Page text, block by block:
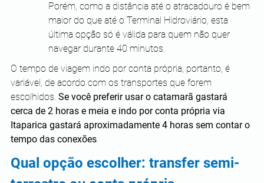
Porém, como a distância até o atracadouro é bem
maior do que até o Terminal Hidroviário, esta
última opção só é válida para quem não quer
navegar durante 40 minutos.
O tempo de viagem indo por conta própria, portanto, é
variável, de acordo com os transportes que forem
escolhidos. Se você preferir usar o catamarã gastará
cerca de 2 horas e meia e indo por conta própria via
Itaparica gastará aproximadamente 4 horas sem contar o
tempo das conexões.
Qual opção escolher: transfer semi-